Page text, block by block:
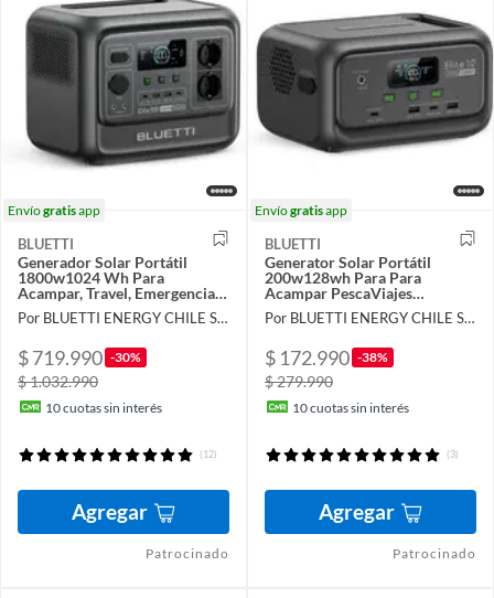
Envíogratisapp
BLUETTI
Generador Solar Portátil
1800w1024 Wh Para
Acampar, Travel, Emergencia
Corte de Energía elite 100v2
Por BLUETTI ENERGY CHILE SpA
$ 719.990 -30%
$ 1.032.990
10cuotas sin interés
(12)
Agregar
Patrocinado
Envíogratisapp
BLUETTI
Generator Solar Portátil
200w128wh Para Para
Acampar PescaViajes
Emergencia Corte de Energía
Elite 10
Por BLUETTI ENERGY CHILE SpA
$ 172.990 -38%
$ 279.990
10cuotas sin interés
(3)
Agregar
Patrocinado